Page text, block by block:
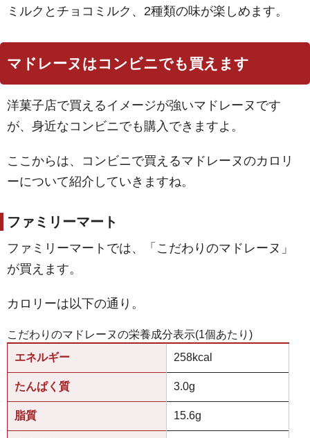
ミルクとチョコミルク、2種類の味が楽しめます。
マドレーヌはコンビニでも買えます
洋菓子店で買えるイメージが強いマドレーヌです
が、身近なコンビニでも購入できますよ。
ここからは、コンビニで買えるマドレーヌのカロリ
ーについて紹介していきますね。
ファミリーマート
ファミリーマートでは、「こだわりのマドレーヌ」
が買えます。
カロリーは以下の通り。
こだわりのマドレーヌの栄養成分表示(1個あたり)
エネルギー
258kcal
たんぱく質 3.0g
脂質 15.6g